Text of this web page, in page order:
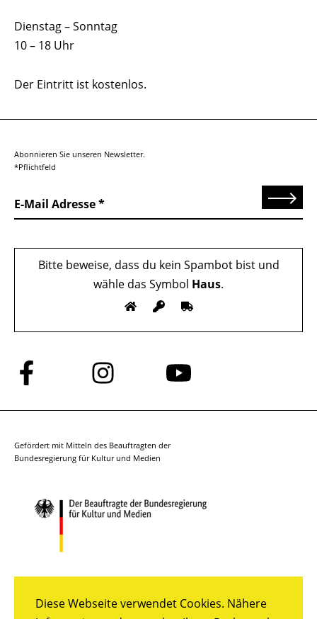
Diese Webseite verwendet Cookies. Nähere
Dienstag – Sonntag
10 – 18 Uhr
Der Eintritt ist kostenlos.
Abonnieren Sie unseren Newsletter.
*Pflichtfeld
E-Mail Adresse Senden
Bitte beweise, dass du kein Spambot bist und
wähle das Symbol Haus.
Folge
uns
auf
Folge
uns
auf
Folge
auf
Gefördert mit Mitteln des Beauftragten der
Bundesregierung für Kultur und Medien